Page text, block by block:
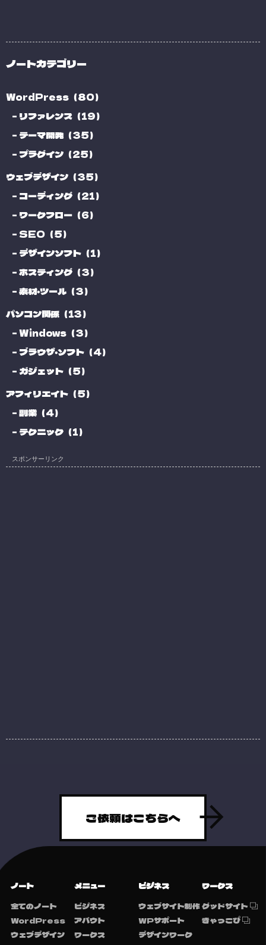
ノートカテゴリー
WordPress（80）
リファレンス（19）
テーマ開発（35）
プラグイン（25）
ウェブデザイン（35）
コーディング（21）
ワークフロー（6）
SEO（5）
デザインソフト（1）
ホスティング（3）
素材・ツール（3）
パソコン関係（13）
Windows（3）
ブラウザ・ソフト（4）
ガジェット（5）
アフィリエイト（5）
副業（4）
テクニック（1）
ご依頼はこちらへ
ノート
全てのノート
WordPress
ウェブデザイン
メニュー
ビジネス
アバウト
ワークス
ビジネス
ウェブサイト制作
WPサポート
デザインワーク
ワークス
グッドサイト
きゃっこぴ